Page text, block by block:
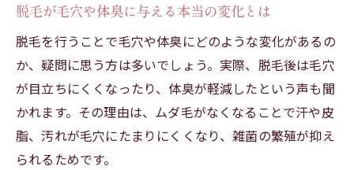
岡崎メンズ脱毛が快適さを生む仕組みとは
ムレを減らす脱毛の選び方と実践ポイント
脱毛毛穴ケアで臭いの悩みを改善する方法
自己処理と比べた脱毛後の毛穴変化
脱毛と自己処理の毛穴変化を徹底比較
毛穴の黒ずみや肌荒れを防ぐ脱毛の力
脱毛が毛穴や体臭に与える本当の変化とは
脱毛を行うことで毛穴や体臭にどのような変化があるの
か、疑問に思う方は多いでしょう。実際、脱毛後は毛穴
が目立ちにくくなったり、体臭が軽減したという声も聞
かれます。その理由は、ムダ毛がなくなることで汗や皮
脂、汚れが毛穴にたまりにくくなり、雑菌の繁殖が抑え
られるためです。